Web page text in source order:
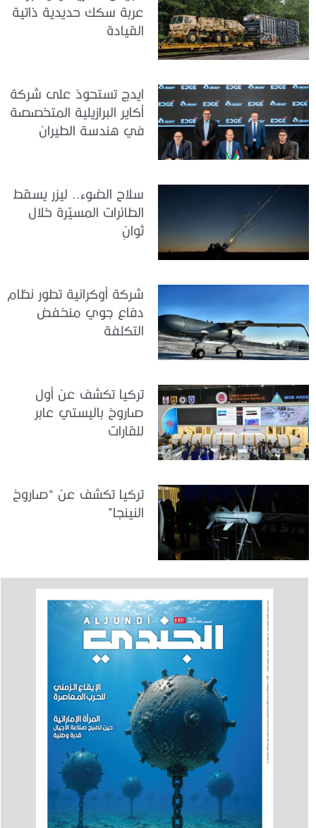
عربة سكك حديدية ذاتية
القيادة
ايدج تستحوذ على شركة
أكاير البرازيلية المتخصصة
في هندسة الطيران
سلاح الضوء.. ليزر يسقط
الطائرات المسيّرة خلال
ثوانٍ
شركة أوكرانية تطور نظام
دفاع جوي منخفض
التكلفة
تركيا تكشف عن أول
صاروخ باليستي عابر
للقارات
تركيا تكشف عن “صاروخ
النينجا”